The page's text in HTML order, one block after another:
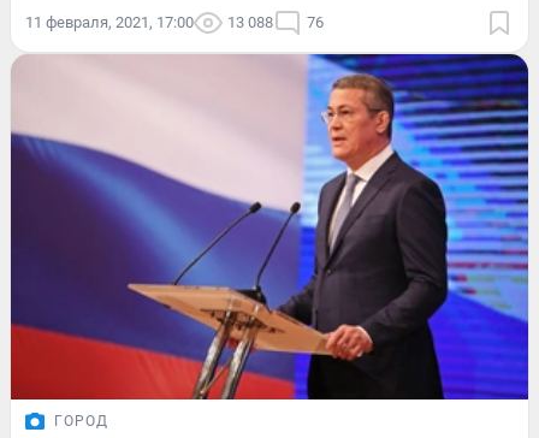
11 февраля, 2021, 17:00 13 088 76
ГОРОД